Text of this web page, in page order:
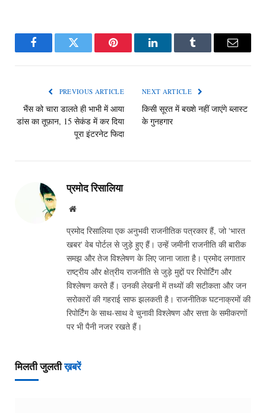
FacebookTwitter Pinterest LinkedInTumblr Email
PREVIOUS ARTICLE
भैंस को चारा डालते ही भाभी में आया
डांस का तूफ़ान, 15 सेकंड में कर दिया
पूरा इंटरनेट फिदा
NEXT ARTICLE
किसी सूरत में बख्शे नहीं जाएंगे ब्लास्ट
के गुनहगार
प्रमोद रिसालिया
Website
प्रमोद रिसालिया एक अनुभवी राजनीतिक पत्रकार हैं, जो 'भारत
खबर' वेब पोर्टल से जुड़े हुए हैं। उन्हें जमीनी राजनीति की बारीक
समझ और तेज विश्लेषण के लिए जाना जाता है। प्रमोद लगातार
राष्ट्रीय और क्षेत्रीय राजनीति से जुड़े मुद्दों पर रिपोर्टिंग और
विश्लेषण करते हैं। उनकी लेखनी में तथ्यों की सटीकता और जन
सरोकारों की गहराई साफ झलकती है। राजनीतिक घटनाक्रमों की
रिपोर्टिंग के साथ-साथ वे चुनावी विश्लेषण और सत्ता के समीकरणों
पर भी पैनी नजर रखते हैं।
मिलती जुलतीख़बरें